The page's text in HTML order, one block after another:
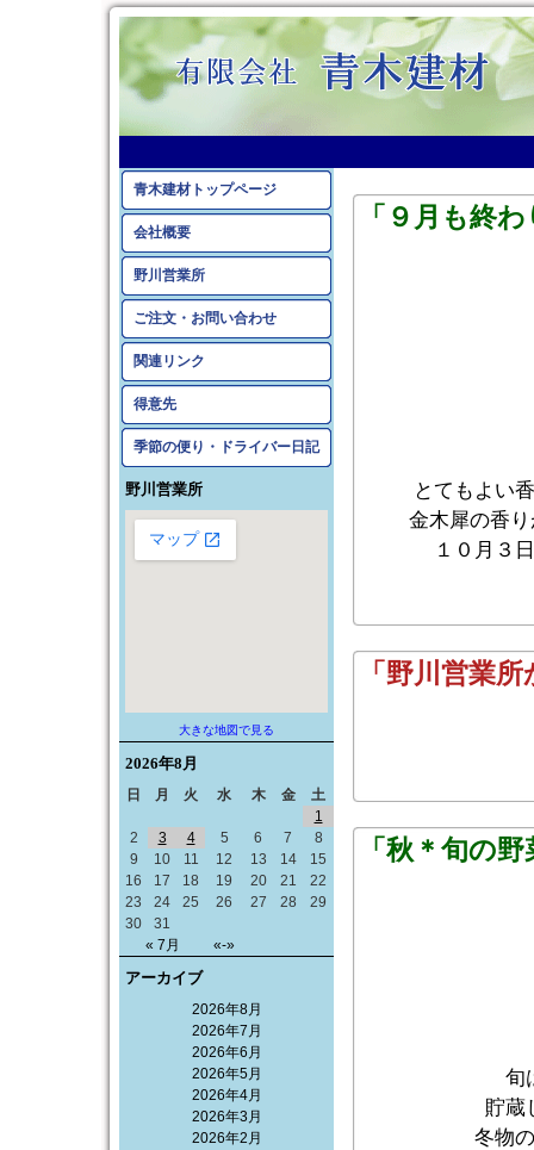
青木建材トップページ
会社概要
野川営業所
ご注文・お問い合わせ
関連リンク
得意先
季節の便り・ドライバー日記
野川営業所
大きな地図で見る
2026年8月
日 月 火 水 木 金 土
« 7月 «-»
1
2
3 4 5 6 7
8
9
10 11 12 13 14
15
16
17 18 19 20 21
22
23
24 25 26 27 28
29
30
31
アーカイブ
2026年8月
2026年7月
2026年6月
2026年5月
2026年4月
2026年3月
2026年2月
「９月も終
とてもよい
金木犀の香
１０月３
「野川営業
「秋＊旬の
旬
貯蔵
冬物